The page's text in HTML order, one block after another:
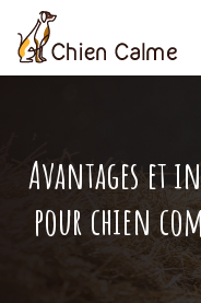
Avantages et
pour chien